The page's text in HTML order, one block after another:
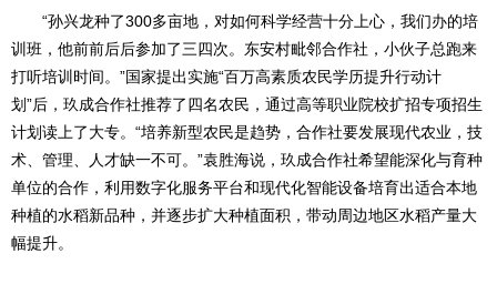
“孙兴龙种了300多亩地，对如何科学经营十分上心，我们办的培
训班，他前前后后参加了三四次。东安村毗邻合作社，小伙子总跑来
打听培训时间。”国家提出实施“百万高素质农民学历提升行动计
划”后，玖成合作社推荐了四名农民，通过高等职业院校扩招专项招生
计划读上了大专。“培养新型农民是趋势，合作社要发展现代农业，技
术、管理、人才缺一不可。”袁胜海说，玖成合作社希望能深化与育种
单位的合作，利用数字化服务平台和现代化智能设备培育出适合本地
种植的水稻新品种，并逐步扩大种植面积，带动周边地区水稻产量大
幅提升。